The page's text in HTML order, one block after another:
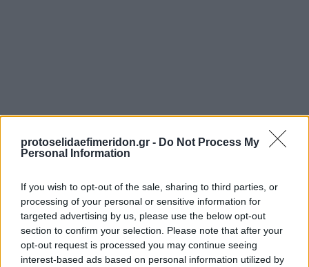
protoselidaefimeridon.gr - Do Not Process My
Personal Information
If you wish to opt-out of the sale, sharing to third parties, or
processing of your personal or sensitive information for
targeted advertising by us, please use the below opt-out
section to confirm your selection. Please note that after your
opt-out request is processed you may continue seeing
interest-based ads based on personal information utilized by
Προηγούμενη
Ναυτεμπορική
Επόμενη
Ηχώ